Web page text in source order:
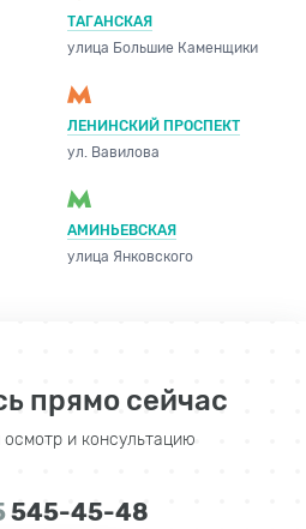
ТАГАНСКАЯ
улица Большие Каменщики
ЛЕНИНСКИЙ ПРОСПЕКТ
ул. Вавилова
АМИНЬЕВСКАЯ
улица Янковского
прямо сейчас
и консультацию
545-45-48